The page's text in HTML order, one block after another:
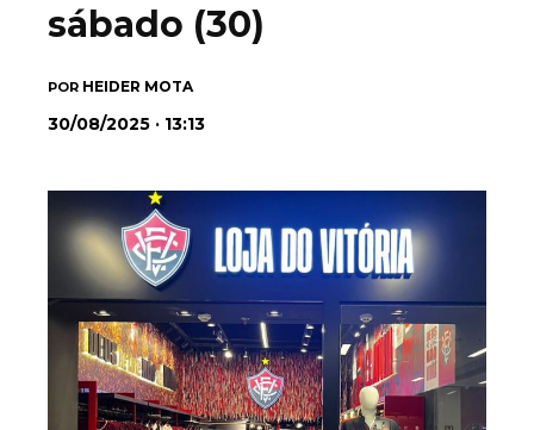
sábado (30)
POR HEIDER MOTA
30/08/2025 · 13:13